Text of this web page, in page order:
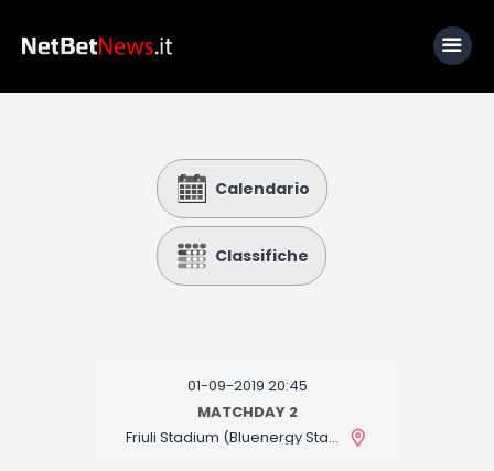
Calcio
Basket
Fantacalcio
I consigli di Giulia
Calendario
Classifiche
01-09-2019 20:45
MATCHDAY 2
Friuli Stadium (Bluenergy Stadium)